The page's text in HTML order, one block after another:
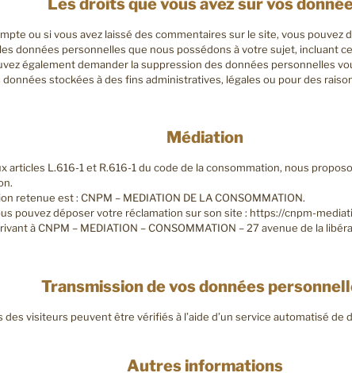
ou si vous avez laissé des commentaires sur le site, vous pouvez
données personnelles que nous possédons à votre sujet, incluant
également demander la suppression des données personnelles
données stockées à des fins administratives, légales ou pour des
Médiation
articles L.616-1 et R.616-1 du code de la consommation, nous
retenue est : CNPM – MEDIATION DE LA CONSOMMATION.
pouvez déposer votre réclamation sur son site : https://cnpm-
à CNPM – MEDIATION – CONSOMMATION – 27 avenue de la
Transmission de vos données
des visiteurs peuvent être vérifiés à l’aide d’un service automatisé
Autres informations